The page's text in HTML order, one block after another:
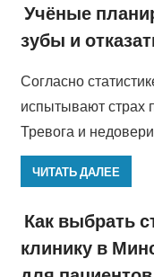
Учёные
зубы и
Согласно
испытывают страх
Тревога и
ЧИТАТЬ ДАЛЕЕ
Как выбрать
клинику в